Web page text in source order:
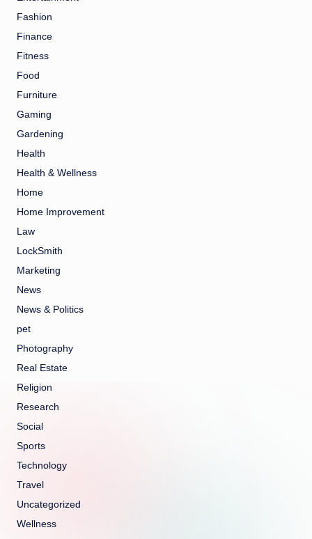
Fashion
Finance
Fitness
Food
Furniture
Gaming
Gardening
Health
Health & Wellness
Home
Home Improvement
Law
LockSmith
Marketing
News
News & Politics
pet
Photography
Real Estate
Religion
Research
Social
Sports
Technology
Travel
Uncategorized
Wellness